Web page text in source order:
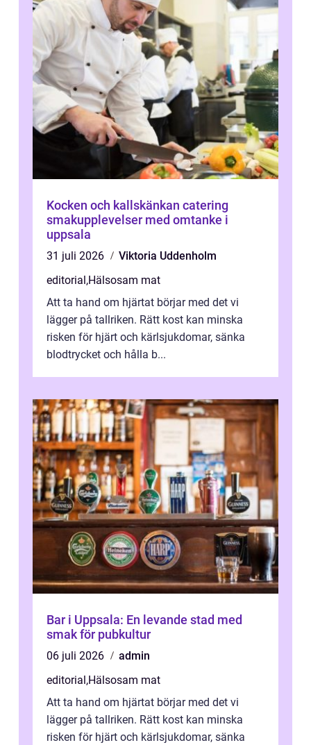
Kocken och kallskänkan catering
smakupplevelser med omtanke i
uppsala
31 juli 2026
Viktoria Uddenholm
editorial,Hälsosam mat
Att ta hand om hjärtat börjar med det vi
lägger på tallriken. Rätt kost kan minska
risken för hjärt och kärlsjukdomar, sänka
blodtrycket och hålla b...
Bar i Uppsala: En levande stad med
smak för pubkultur
06 juli 2026
admin
editorial,Hälsosam mat
Att ta hand om hjärtat börjar med det vi
lägger på tallriken. Rätt kost kan minska
risken för hjärt och kärlsjukdomar, sänka